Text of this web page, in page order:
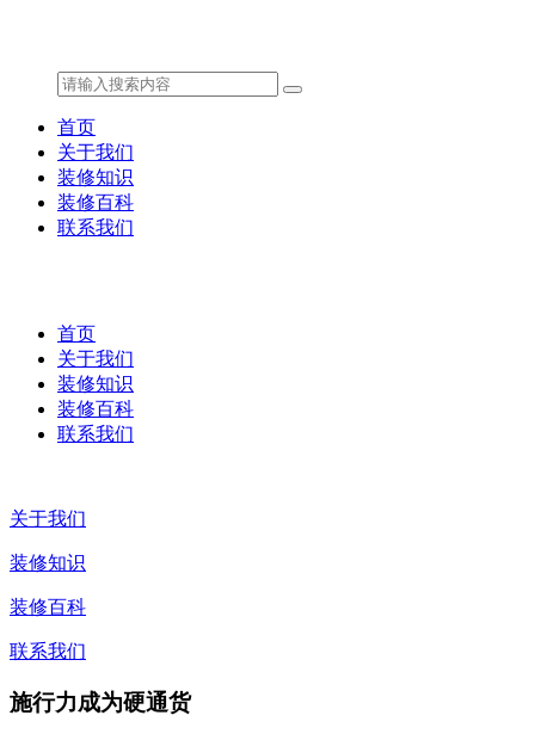
首页
关于我们
装修知识
装修百科
联系我们
首页
关于我们
装修知识
装修百科
联系我们
关于我们
装修知识
装修百科
联系我们
施行力成为硬通货